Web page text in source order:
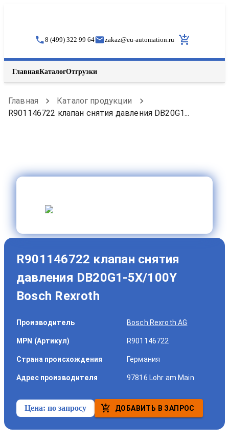
8 (499) 322 99 64 zakaz@eu-automation.ru
ГлавнаяКаталогОтгрузки
Главная
Каталог продукции
R901146722 клапан снятия давления DB20G1...
R901146722 клапан снятия
давления DB20G1-5X/100Y
Bosch Rexroth
Производитель Bosch Rexroth AG
MPN (Артикул) R901146722
Страна происхождения Германия
Адрес производителя 97816 Lohr am Main
Цена: по запросу ДОБАВИТЬ В ЗАПРОС